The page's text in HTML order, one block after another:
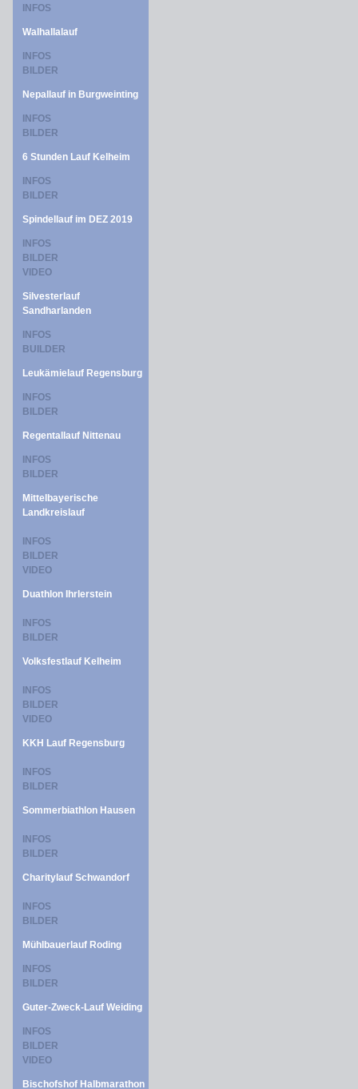
INFOS
Walhallalauf
INFOS
BILDER
Nepallauf in Burgweinting
INFOS
BILDER
6 Stunden Lauf Kelheim
INFOS
BILDER
Spindellauf im DEZ 2019
INFOS
BILDER
VIDEO
Silvesterlauf
Sandharlanden
INFOS
BUILDER
Leukämielauf Regensburg
INFOS
BILDER
Regentallauf Nittenau
INFOS
BILDER
Mittelbayerische
Landkreislauf
INFOS
BILDER
VIDEO
Duathlon Ihrlerstein
INFOS
BILDER
Volksfestlauf Kelheim
INFOS
BILDER
VIDEO
KKH Lauf Regensburg
INFOS
BILDER
Sommerbiathlon Hausen
INFOS
BILDER
Charitylauf Schwandorf
INFOS
BILDER
Mühlbauerlauf Roding
INFOS
BILDER
Guter-Zweck-Lauf Weiding
INFOS
BILDER
VIDEO
Bischofshof Halbmarathon